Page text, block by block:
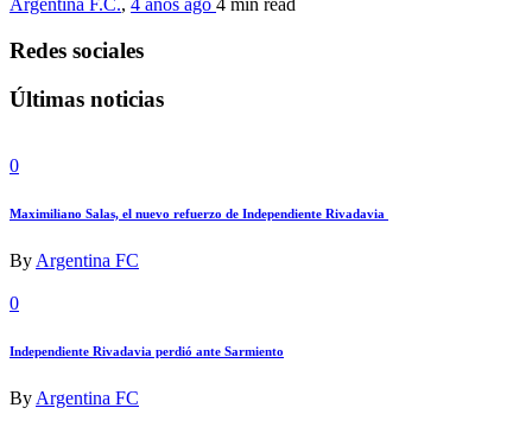
Argentina F.C., 4 años ago 4 min read
Redes sociales
Últimas noticias
0
Maximiliano Salas, el nuevo refuerzo de Independiente Rivadavia
By Argentina FC
0
Independiente Rivadavia perdió ante Sarmiento
By Argentina FC